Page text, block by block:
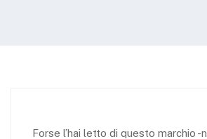
Forse l’hai letto di questo marchio -